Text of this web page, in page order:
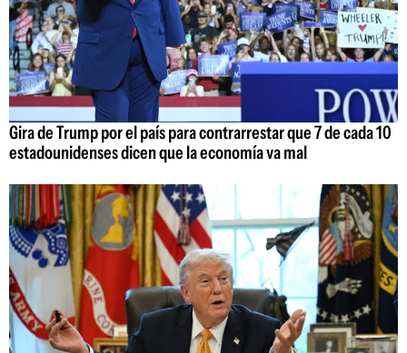
Gira de Trump por el país para contrarrestar que 7 de cada 10
estadounidenses dicen que la economía va mal